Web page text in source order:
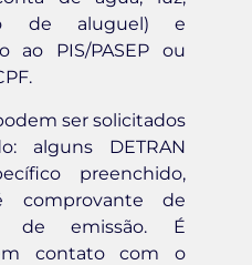
de aluguel) e
ao PIS/PASEP ou
ser solicitados
alguns DETRAN
preenchido,
de
de emissão. É
contato com o